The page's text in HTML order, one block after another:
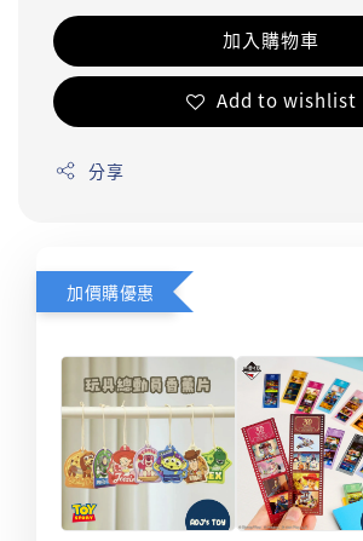
加入購物車
Add to wishlist
分享
加價購優惠